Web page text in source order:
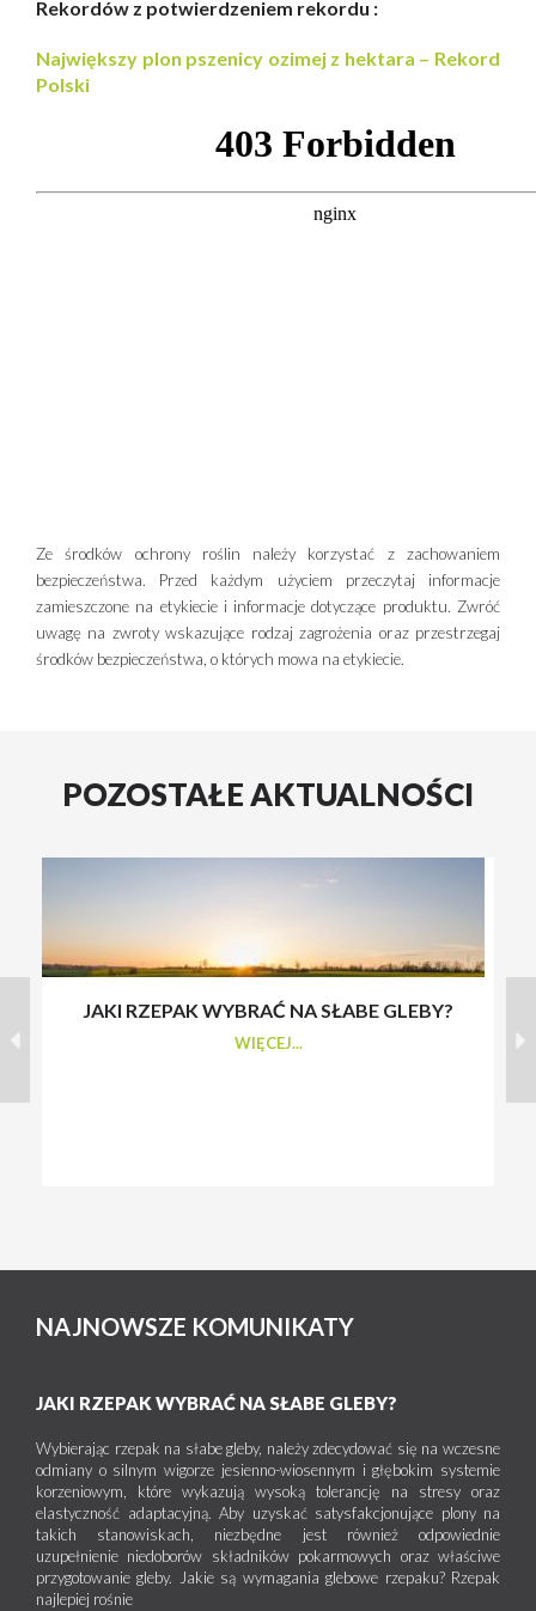
Rekordów z potwierdzeniem rekordu :
Największy plon pszenicy ozimej z hektara – Rekord
Polski
Ze środków ochrony roślin należy korzystać z zachowaniem
bezpieczeństwa. Przed każdym użyciem przeczytaj informacje
zamieszczone na etykiecie i informacje dotyczące produktu. Zwróć
uwagę na zwroty wskazujące rodzaj zagrożenia oraz przestrzegaj
środków bezpieczeństwa, o których mowa na etykiecie.
POZOSTAŁE AKTUALNOŚCI
JAKI RZEPAK WYBRAĆ NA SŁABE GLEBY?
WIĘCEJ...
NAJNOWSZE KOMUNIKATY
JAKI RZEPAK WYBRAĆ NA SŁABE GLEBY?
Wybierając rzepak na słabe gleby, należy zdecydować się na wczesne
odmiany o silnym wigorze jesienno-wiosennym i głębokim systemie
korzeniowym, które wykazują wysoką tolerancję na stresy oraz
elastyczność adaptacyjną. Aby uzyskać satysfakcjonujące plony na
takich stanowiskach, niezbędne jest również odpowiednie
uzupełnienie niedoborów składników pokarmowych oraz właściwe
przygotowanie gleby. Jakie są wymagania glebowe rzepaku? Rzepak
najlepiej rośnie